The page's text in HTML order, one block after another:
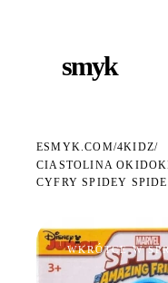
smyk
ESMYK.COM/4KIDZ/
CIASTOLINA
CYFRY SPIDEY
WKRÓTCE W